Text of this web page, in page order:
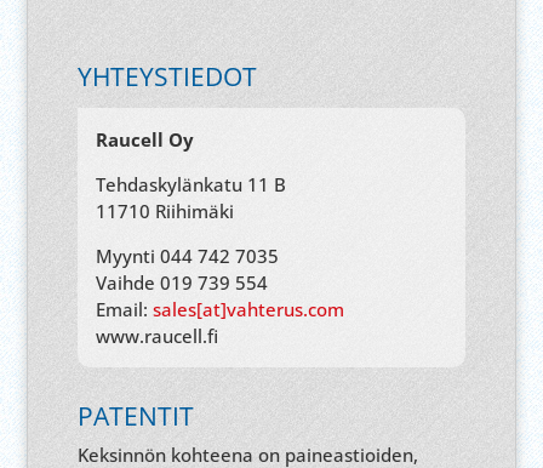
YHTEYSTIEDOT
Raucell Oy
Tehdaskylänkatu 11 B
11710 Riihimäki
Myynti 044 742 7035
Vaihde 019 739 554
Email: sales[at]vahterus.com
www.raucell.fi
PATENTIT
Keksinnön kohteena on paineastioiden,